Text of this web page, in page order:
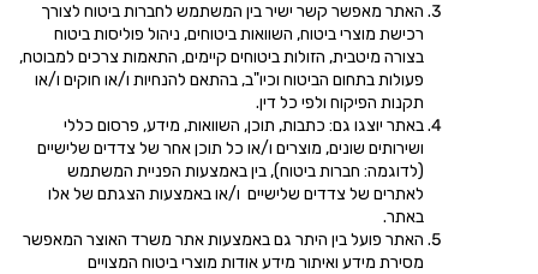
האתר מאפשר קשר ישיר בין המשתמש לחברות ביטוח לצורך
רכישת מוצרי ביטוח, השוואות ביטוחים, ניהול פוליסות ביטוח
בצורה מיטבית, הזולות ביטוחים קיימים, התאמות צרכים למבוטח,
פעולות בתחום הביטוח וכיו"ב, בהתאם להנחיות ו/או חוקים ו/או
תקנות הפיקוח ולפי כל דין.
באתר יוצגו גם: כתבות, תוכן, השוואות, מידע, פרסום כללי
ושירותים שונים, מוצרים ו/או כל תוכן אחר של צדדים שלישיים
(לדוגמה: חברות ביטוח), בין באמצעות הפניית המשתמש
לאתרים של צדדים שלישיים ו/או באמצעות הצגתם של אלו
באתר.
האתר פועל בין היתר גם באמצעות אתר משרד האוצר המאפשר
מסירת מידע ואיתור מידע אודות מוצרי ביטוח המצויים